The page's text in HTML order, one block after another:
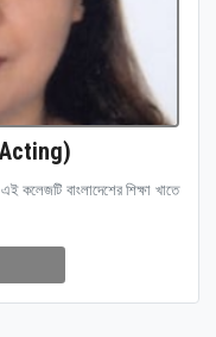
কলেজটি বাংলাদেশের শিক্ষা খাতে